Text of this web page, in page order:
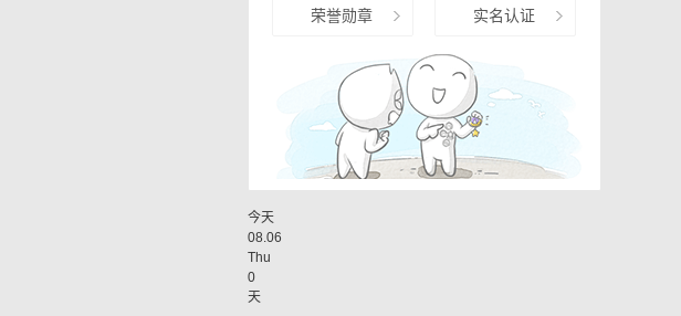
荣誉勋章 实名认证
今天
08.06
Thu
0
天